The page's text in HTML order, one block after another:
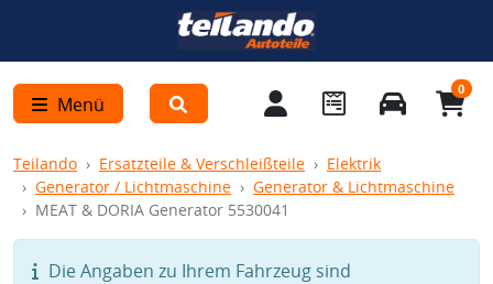
Menü
0
Teilando Ersatzteile & Verschleißteile
Elektrik
Generator / Lichtmaschine
Generator & Lichtmaschine
MEAT & DORIA Generator 5530041
Die Angaben zu Ihrem Fahrzeug sind